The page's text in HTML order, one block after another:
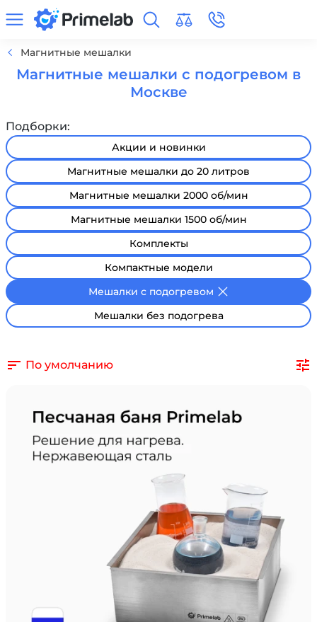
Магнитные мешалки
Магнитные мешалки с подогревом в
Москве
Подборки:
Акции и новинки
Магнитные мешалки до 20 литров
Магнитные мешалки 2000 об/мин
Магнитные мешалки 1500 об/мин
Комплекты
Компактные модели
Мешалки с подогревом
Мешалки без подогрева
По умолчанию